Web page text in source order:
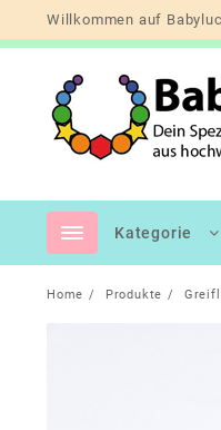
Willkommen auf
Kategorie
Home Produkte